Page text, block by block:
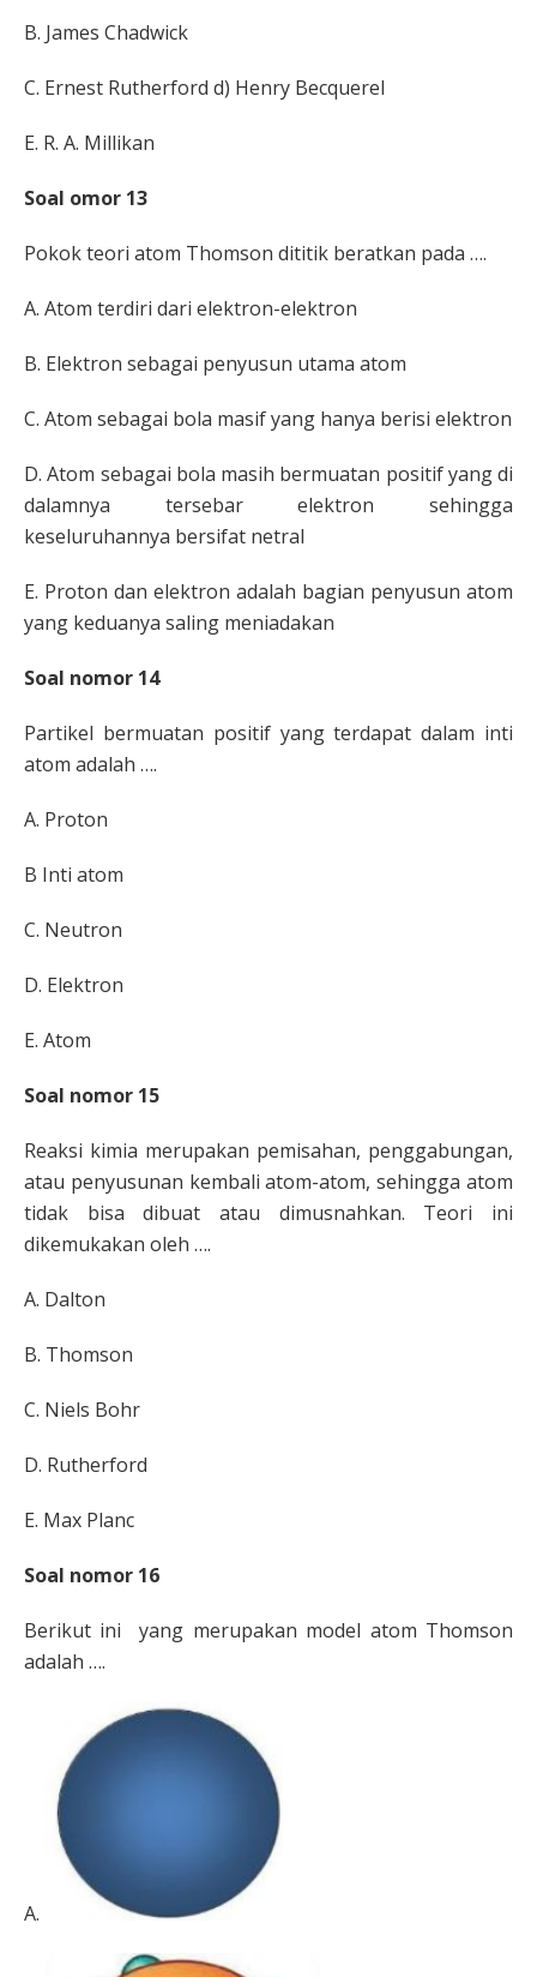
B. James Chadwick
C. Ernest Rutherford d) Henry Becquerel
E. R. A. Millikan
Soal omor 13
Pokok teori atom Thomson dititik beratkan pada ….
A. Atom terdiri dari elektron-elektron
B. Elektron sebagai penyusun utama atom
C. Atom sebagai bola masif yang hanya berisi elektron
D. Atom sebagai bola masih bermuatan positifyang di
dalamnya tersebar elektron sehingga
keseluruhannya bersifat netral
E. Proton dan elektron adalah bagian penyusun atom
yang keduanya saling meniadakan
Soal nomor 14
Partikel bermuatan positif yang terdapat dalam inti
atom adalah ….
A. Proton
B Inti atom
C. Neutron
D. Elektron
E. Atom
Soal nomor 15
Reaksi kimia merupakan pemisahan, penggabungan,
atau penyusunan kembali atom-atom, sehingga atom
tidak bisadibuat atau dimusnahkan. Teori ini
dikemukakan oleh ….
A. Dalton
B. Thomson
C. Niels Bohr
D. Rutherford
E. Max Planc
Soal nomor 16
Berikut ini yang merupakan model atom Thomson
adalah ….
A.